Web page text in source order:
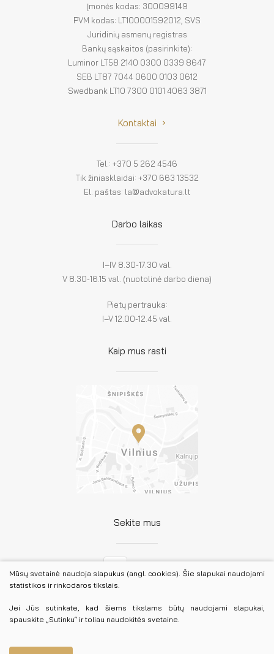
Įmonės kodas: 300099149
PVM kodas: LT100001592012, SVS
Juridinių asmenų registras
Bankų sąskaitos (pasirinkite):
Luminor LT58 2140 0300 0339 8647
SEB LT87 7044 0600 0103 0612
Swedbank LT10 7300 0101 4063 3871
Kontaktai
Tel.: +370 5 262 4546
Tik žiniasklaidai: +370 663 13532
El. paštas: la@advokatura.lt
Darbo laikas
I–IV 8.30-17.30 val.
V 8.30-16.15 val. (nuotolinė darbo diena)
Pietų pertrauka:
I–V 12.00-12.45 val.
Kaip mus rasti
Sekite mus
Mūsų svetainė naudoja slapukus (angl. cookies). Šie slapukai naudojami
statistikos ir rinkodaros tikslais.
Jei Jūs sutinkate, kad šiems tikslams būtų naudojami slapukai,
spauskite „Sutinku“ ir toliau naudokitės svetaine.